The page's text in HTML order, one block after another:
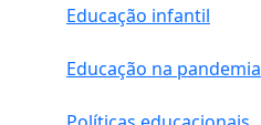
Educação infantil
Educação na pandemia